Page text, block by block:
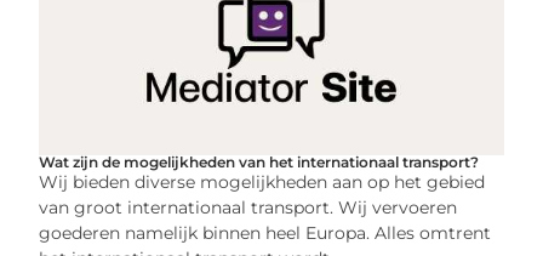
Wat zijn de mogelijkheden van het internationaal transport?
Wij bieden diverse mogelijkheden aan op het gebied
van groot internationaal transport. Wij vervoeren
goederen namelijk binnen heel Europa. Alles omtrent